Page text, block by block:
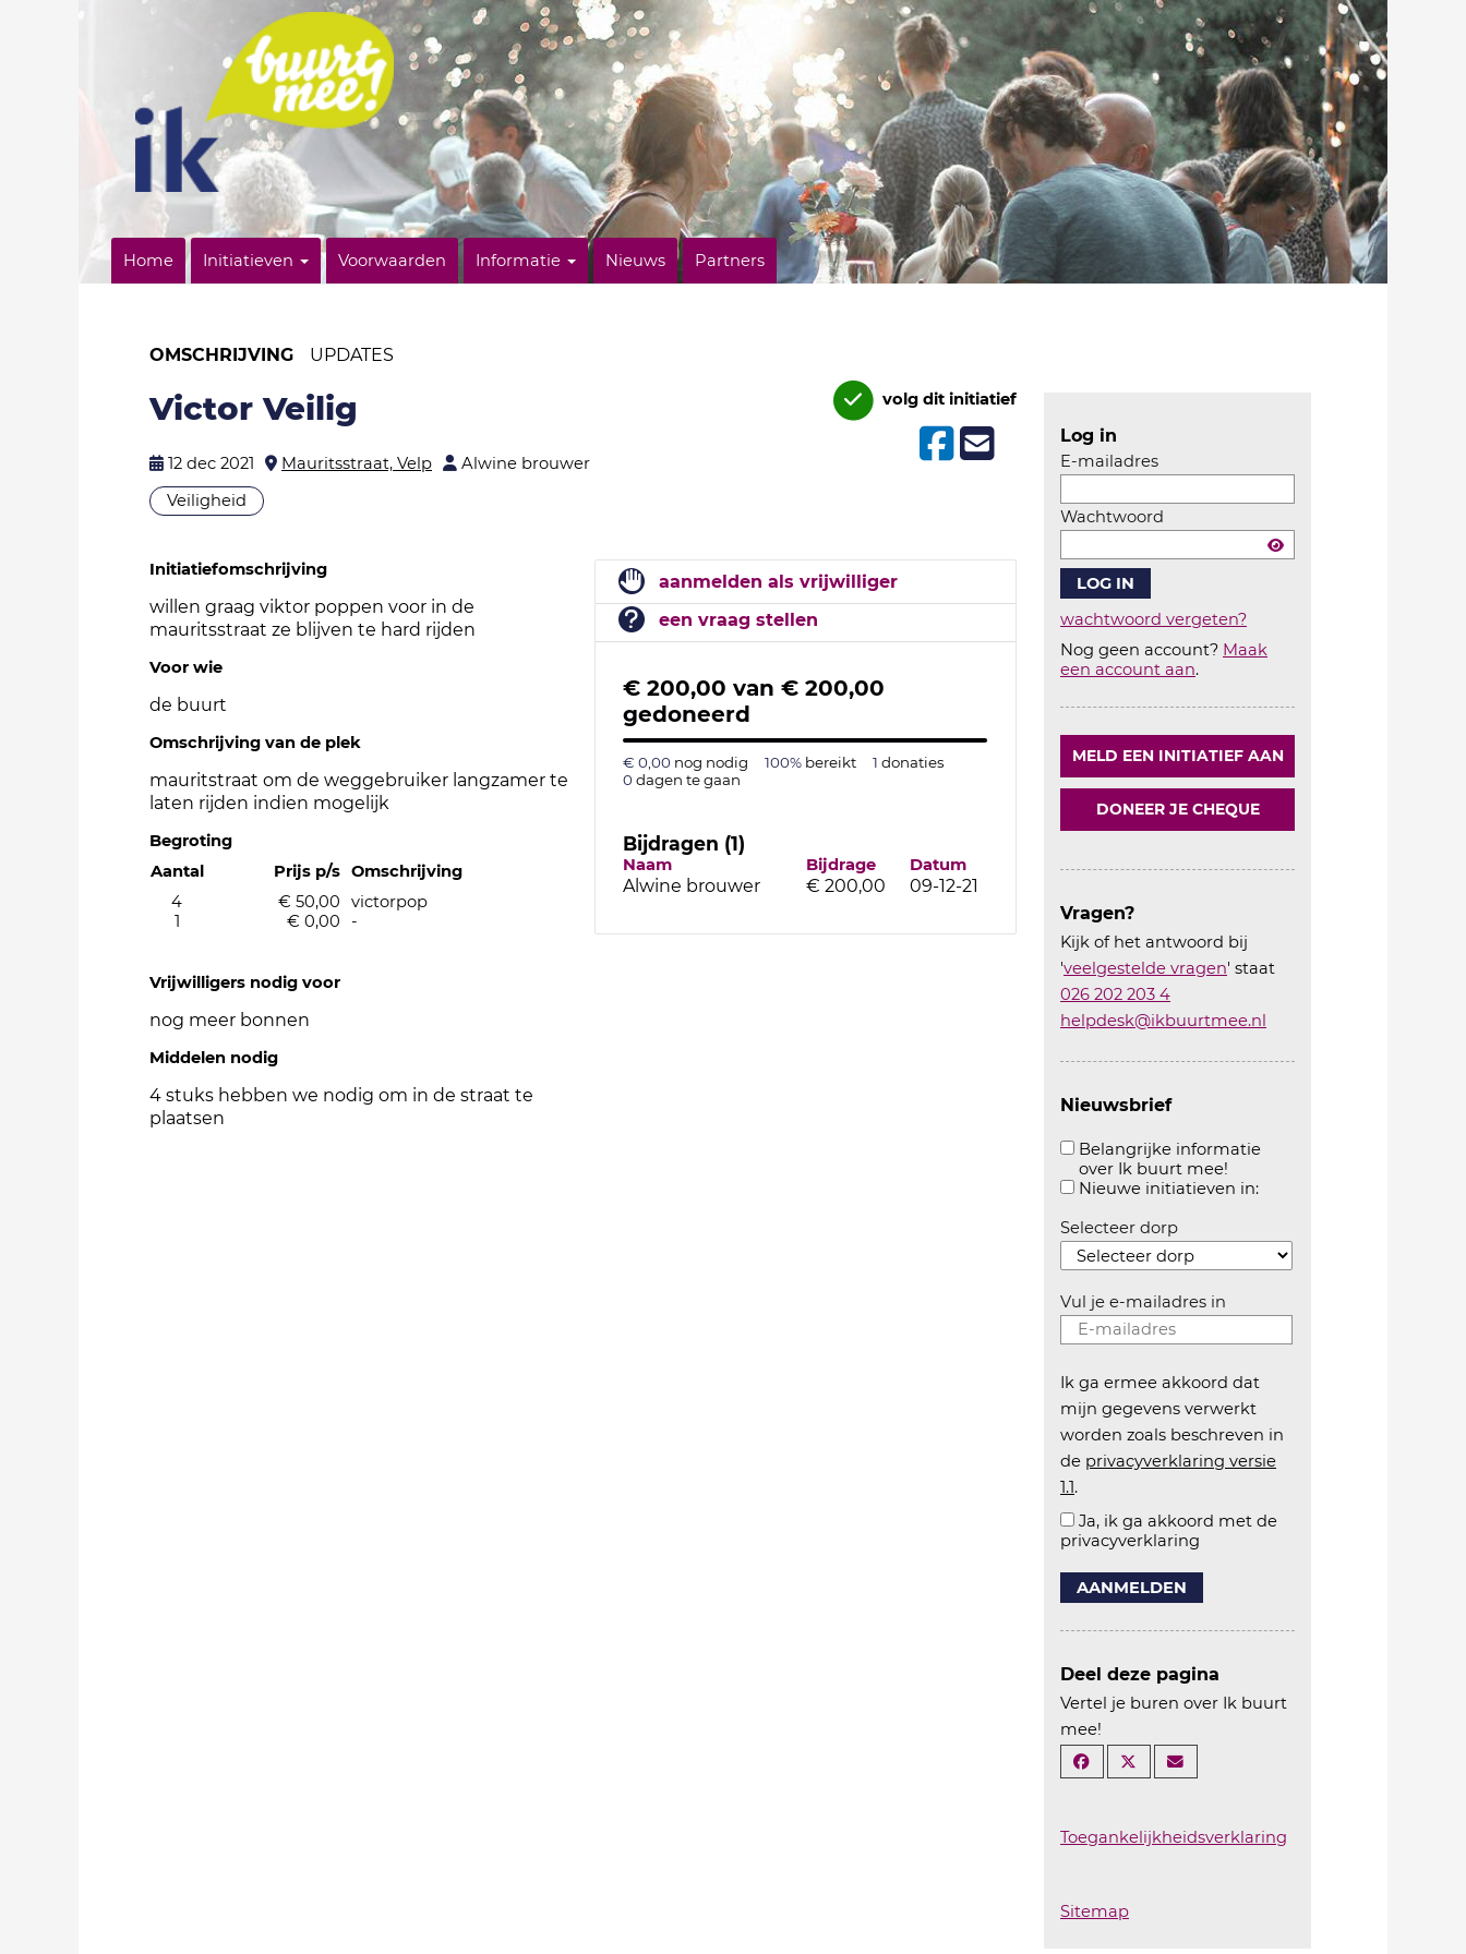
Home Initiatieven Voorwaarden Informatie Nieuws Partners
OMSCHRIJVING UPDATES
Victor Veilig
12 dec 2021 Mauritsstraat, Velp
Alwine brouwer
Veiligheid
volg dit initiatief
aanmelden als vrijwilliger
een vraag stellen
€ 200,00 van € 200,00
gedoneerd
€ 0,00 nog nodig 100% bereikt 1 donaties
0dagen te gaan
Bijdragen (1)
Naam Bijdrage Datum
Alwine brouwer € 200,00 09-12-21
Initiatiefomschrijving
willen graag viktor poppen voor in de
mauritsstraat ze blijven te hard rijden
Voor wie
de buurt
Omschrijving van de plek
mauritstraat om de weggebruiker langzamer te
laten rijden indien mogelijk
Begroting
Aantal
Prijs p/s Omschrijving
4
€ 50,00
victorpop
1
€ 0,00 -
Vrijwilligers nodig voor
nog meer bonnen
Middelen nodig
4 stuks hebben we nodig om in de straat te
plaatsen
Log in
E-mailadres
Wachtwoord
wachtwoord vergeten?
Nog geen account? Maak
een account aan.Account
MELD EEN INITIATIEF AAN
DONEER JE CHEQUE
Vragen?
Kijk of het antwoord bij
'veelgestelde vragen' staat
026 202 203 4
helpdesk@ikbuurtmee.nl
Nieuwsbrief
Belangrijke informatie
over Ik buurt mee!
Aanvinken om belangrijke informatie over
Nieuwe initiatieven in:Aanvinken om
Selecteer dorp
Vul je e-mailadres in
Ik ga ermee akkoord dat
mijn gegevens verwerkt
worden zoals beschreven in
de privacyverklaring versie
1.1.
Ja, ik ga akkoord met de
privacyverklaring
AANMELDEN
Deel deze pagina
Vertel je buren over Ik buurt
mee!
Toegankelijkheidsverklaring
Sitemap